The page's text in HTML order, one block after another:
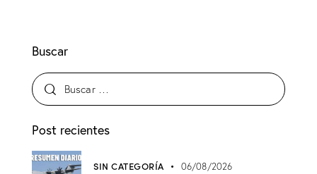
Buscar
Post recientes
SIN CATEGORÍA 06/08/2026